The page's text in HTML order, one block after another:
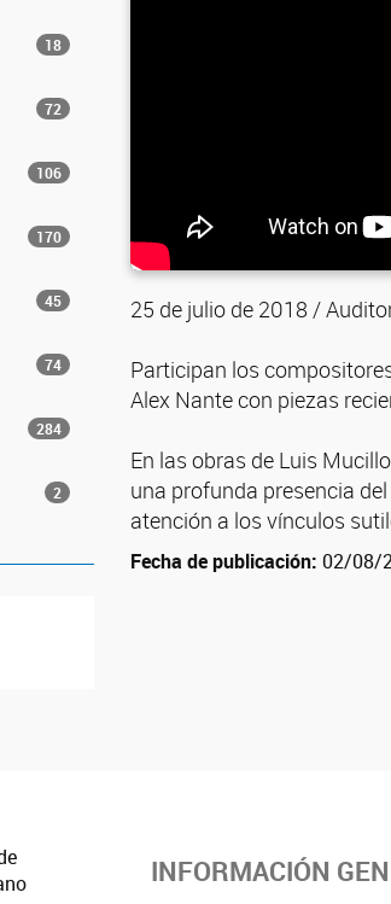
18
72
106
170
45
74
284
2
25 de julio de 2018 /
Participan los
Alex Nante con piezas
En las obras de Luis
una profunda presencia
atención a los vínculos
Fecha de publicación: 02/08/
INFORMACIÓN